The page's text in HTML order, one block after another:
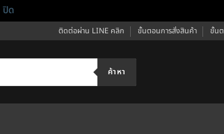
ปิด
ติดต่อผ่าน LINE คลิก ขั้นตอนการสั่งสินค้า ขั้น
ค้าหา